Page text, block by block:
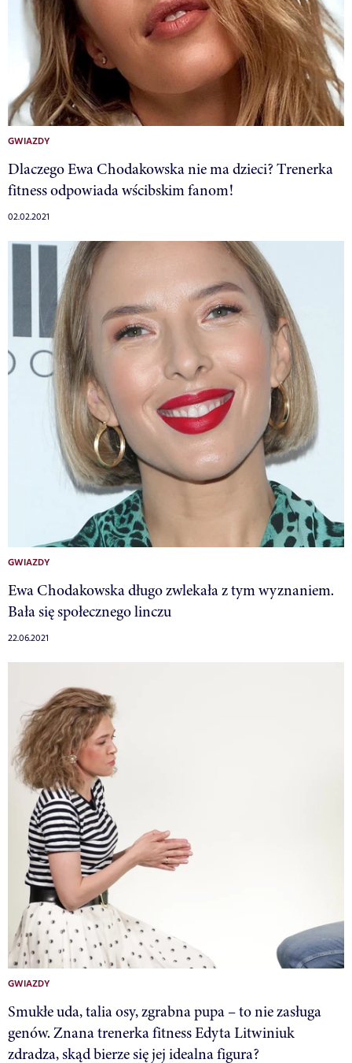
GWIAZDY
Dlaczego Ewa Chodakowska nie ma dzieci? Trenerka
fitness odpowiada wścibskim fanom!
02.02.2021
GWIAZDY
Ewa Chodakowska długo zwlekała z tym wyznaniem.
Bała się społecznego linczu
22.06.2021
GWIAZDY
Smukłe uda, talia osy, zgrabna pupa – to nie zasługa
genów. Znana trenerka fitness Edyta Litwiniuk
zdradza, skąd bierze się jej idealna figura?